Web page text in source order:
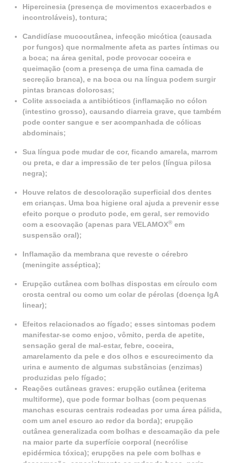
Hipercinesia (presença de movimentos exacerbados e
incontroláveis), tontura;
Candidíase mucocutânea, infecção micótica (causada
por fungos) que normalmente afeta as partes íntimas ou
a boca; na área genital, pode provocar coceira e
queimação (com a presença de uma fina camada de
secreção branca), e na boca ou na língua podem surgir
pintas brancas dolorosas;
Colite associada a antibióticos (inflamação no cólon
(intestino grosso), causando diarreia grave, que também
pode conter sangue e ser acompanhada de cólicas
abdominais;
Sua língua pode mudar de cor, ficando amarela, marrom
ou preta, e dar a impressão de ter pelos (língua pilosa
negra);
Houve relatos de descoloração superficial dos dentes
em crianças. Uma boa higiene oral ajuda a prevenir esse
efeito porque o produto pode, em geral, ser removido
com a escovação (apenas para VELAMOX® em
suspensão oral);
Inflamação da membrana que reveste o cérebro
(meningite asséptica);
Erupção cutânea com bolhas dispostas em círculo com
crosta central ou como um colar de pérolas (doença IgA
linear);
Efeitos relacionados ao fígado; esses sintomas podem
manifestar-se como enjoo, vômito, perda de apetite,
sensação geral de mal-estar, febre, coceira,
amarelamento da pele e dos olhos e escurecimento da
urina e aumento de algumas substâncias (enzimas)
produzidas pelo fígado;
Reações cutâneas graves: erupção cutânea (eritema
multiforme), que pode formar bolhas (com pequenas
manchas escuras centrais rodeadas por uma área pálida,
com um anel escuro ao redor da borda); erupção
cutânea generalizada com bolhas e descamação da pele
na maior parte da superfície corporal (necrólise
epidérmica tóxica); erupções na pele com bolhas e